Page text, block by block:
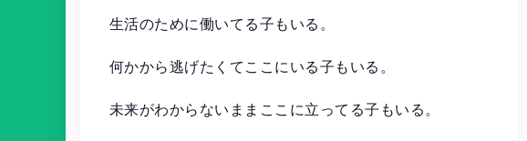
生活のために働いてる子もいる。
何かから逃げたくてここにいる子もいる。
未来がわからないままここに立ってる子もいる。